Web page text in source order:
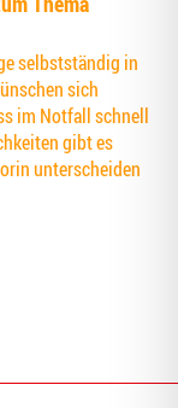
selbstständig in
sich
im Notfall schnell
gibt es
unterscheiden